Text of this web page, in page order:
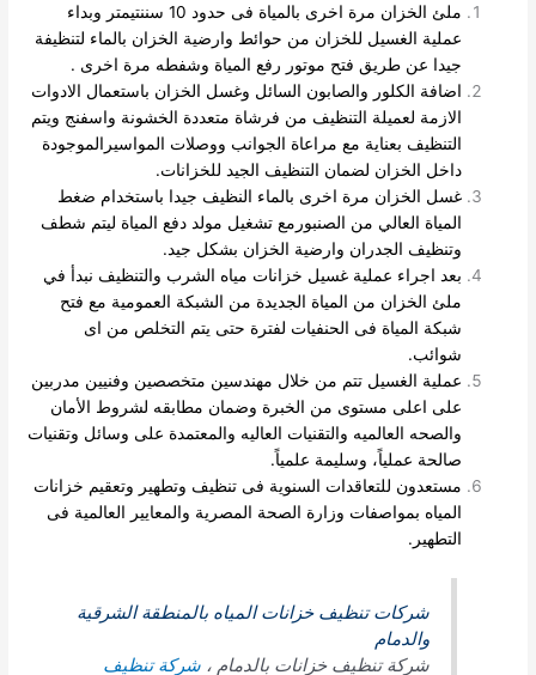
ملئ الخزان مرة اخرى بالمياة فى حدود 10 سننتيمتر وبداء
عملية الغسيل للخزان من حوائط وارضية الخزان بالماء لتنظيفة
جيدا عن طريق فتح موتور رفع المياة وشفطه مرة اخرى .
اضافة الكلور والصابون السائل وغسل الخزان باستعمال الادوات
الازمة لعميلة التنظيف من فرشاة متعددة الخشونة واسفنج ويتم
التنظيف بعناية مع مراعاة الجوانب ووصلات المواسيرالموجودة
داخل الخزان لضمان التنظيف الجيد للخزانات.
غسل الخزان مرة اخرى بالماء النظيف جيدا باستخدام ضغط
المياة العالي من الصنبورمع تشغيل مولد دفع المياة ليتم شطف
وتنظيف الجدران وارضية الخزان بشكل جيد.
بعد اجراء عملية غسيل خزانات مياه الشرب والتنظيف نبدأ في
ملئ الخزان من المياة الجديدة من الشبكة العمومية مع فتح
شبكة المياة فى الحنفيات لفترة حتى يتم التخلص من اى
شوائب.
عملية الغسيل تتم من خلال مهندسين متخصصين وفنيين مدربين
على اعلى مستوى من الخبرة وضمان مطابقه لشروط الأمان
والصحه العالميه والتقنيات العاليه والمعتمدة على وسائل وتقنيات
صالحة عملياً، وسليمة علمياً.
مستعدون للتعاقدات السنوية فى تنظيف وتطهير وتعقيم خزانات
المياه بمواصفات وزارة الصحة المصرية والمعايير العالمية فى
التطهير.
شركات تنظيف خزانات المياه بالمنطقة الشرقية
والدمام
شركة تنظيف خزانات بالدمام ،شركة تنظيف